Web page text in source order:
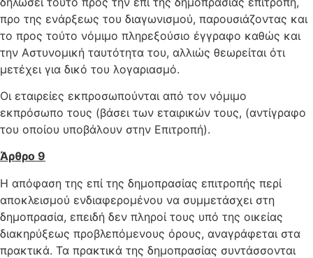
προ της ενάρξεως του διαγωνισμού, παρουσιάζοντας και
το προς τούτο νόμιμο πληρεξούσιο έγγραφο καθώς και
την Αστυνομική ταυτότητα του, αλλιώς θεωρείται ότι
μετέχει για δικό του λογαριασμό.
Οι εταιρείες εκπροσωπούνται από τον νόμιμο
εκπρόσωπο τους (βάσει των εταιρικών τους, (αντίγραφο
του οποίου υποβάλουν στην Επιτροπή).
Άρθρο 9
Η απόφαση της επί της δημοπρασίας επιτροπής περί
αποκλεισμού ενδιαφερομένου να συμμετάσχει στη
δημοπρασία, επειδή δεν πληροί τους υπό της οικείας
διακηρύξεως προβλεπόμενους όρους, αναγράφεται στα
πρακτικά. Τα πρακτικά της δημοπρασίας συντάσσονται